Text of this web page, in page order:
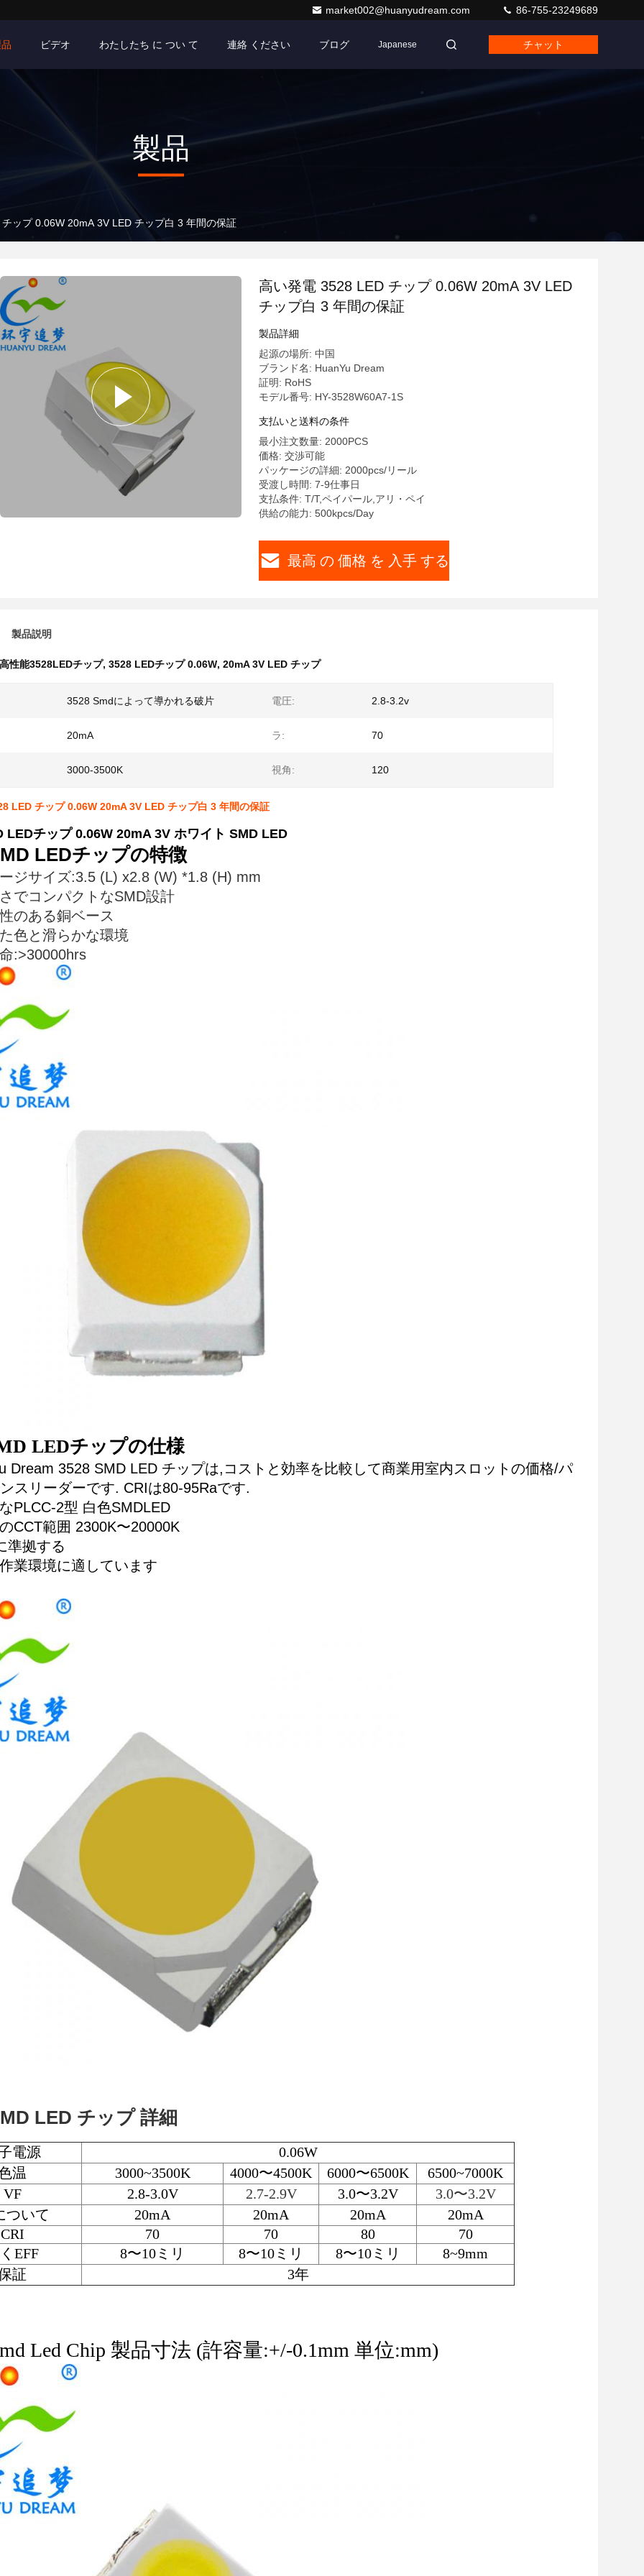
market002@huanyudream.com 86-755-23249689
ビデオ わたしたち に つい て 連絡 ください ブログ Japanese チャット
製品
ップ 0.06W 20mA 3V LED チップ白 3 年間の保証
高い発電 3528 LED チップ 0.06W 20mA 3V LED
チップ白 3 年間の保証
製品詳細
起源の場所: 中国
ブランド名: HuanYu Dream
証明: RoHS
モデル番号: HY-3528W60A7-1S
支払いと送料の条件
最小注文数量: 2000PCS
価格: 交渉可能
パッケージの詳細: 2000pcs/リール
受渡し時間: 7-9仕事日
支払条件: T/T,ペイパール,アリ・ペイ
供給の能力: 500kpcs/Day
最高 の 価格 を 入手 する
製品説明
高性能3528LEDチップ, 3528 LEDチップ 0.06W, 20mA 3V LED チップ
3528 Smdによって導かれる破片 電圧: 2.8-3.2v
20mA ラ: 70
3000-3500K 視角: 120
LED チップ 0.06W 20mA 3V LED チップ白 3 年間の保証
LEDチップ 0.06W 20mA 3V ホワイト SMD LED
LEDチップの特徴
ジサイズ:3.5 (L) x2.8 (W) *1.8 (H) mm
でコンパクトなSMD設計
のある銅ベース
色と滑らかな環境
:>30000hrs
LEDチップの仕様
Dream 3528 SMD LED チップは,コストと効率を比較して商業用室内スロットの価格/パ
スリーダーです. CRIは80-95Raです.
PLCC-2型 白色SMDLED
CCT範囲 2300K〜20000K
準拠する
業環境に適しています
LED チップ 詳細
電源
0.06W
温
3000~3500K 4000〜4500K 6000〜6500K
6500~7000K
VF
2.8-3.0V 2.7-2.9V 3.0〜3.2V
3.0〜3.2V
ついて
20mA 20mA 20mA
20mA
CRI
70 70 80
70
EFF
8〜10ミリ 8〜10ミリ 8〜10ミリ
8~9mm
証
3年
Led Chip 製品寸法 (許容量:+/-0.1mm 単位:mm)